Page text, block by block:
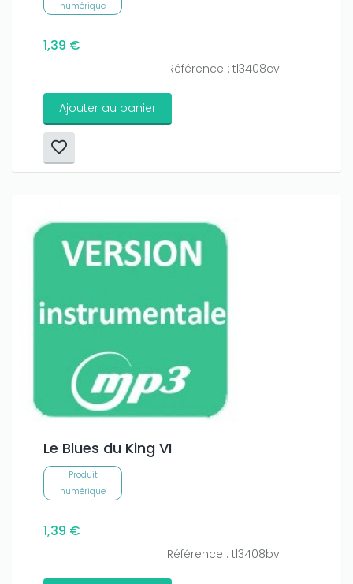
numérique
1,39 €
Référence : tl3408cvi
Ajouter au panier
Le Blues du King VI
Produit
numérique
1,39 €
Référence : tl3408bvi